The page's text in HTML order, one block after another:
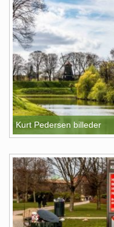
Kurt Pedersen billeder